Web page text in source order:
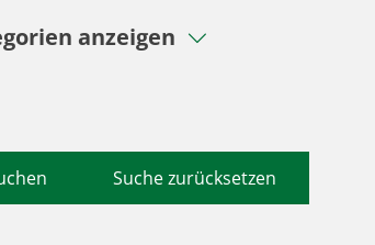
anzeigen
Suche zurücksetzen